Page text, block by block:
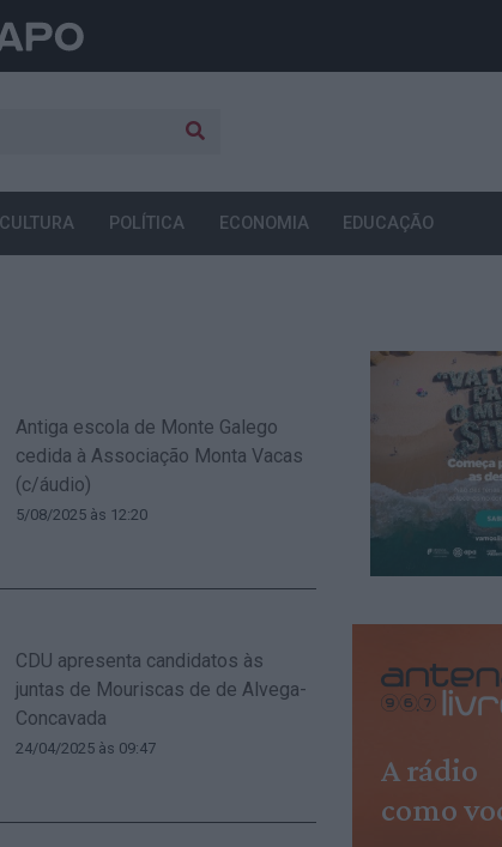
CULTURA POLÍTICA ECONOMIA EDUCAÇÃO
Antiga escola de Monte Galego
cedida à Associação Monta Vacas
(c/áudio)
5/08/2025 às 12:20
CDU apresenta candidatos às
juntas de Mouriscas de de Alvega-
Concavada
24/04/2025 às 09:47
A rádio
como